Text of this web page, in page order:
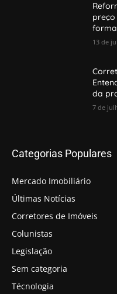
13 de
da
7 de
Categorias Populares
Mercado Imobiliário
Últimas Notícias
Corretores de Imóveis
Colunistas
Legislação
Sem categoria
Técnologia